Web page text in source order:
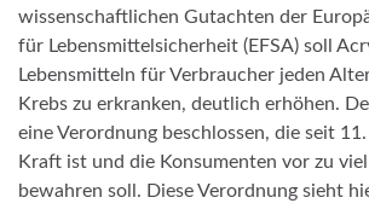
wissenschaftlichen Gutachten der
für Lebensmittelsicherheit (EFSA) soll
Lebensmitteln für Verbraucher jeden
Krebs zu erkranken, deutlich erhöhen.
eine Verordnung beschlossen, die seit
Kraft ist und die Konsumenten vor zu
bewahren soll. Diese Verordnung sieht